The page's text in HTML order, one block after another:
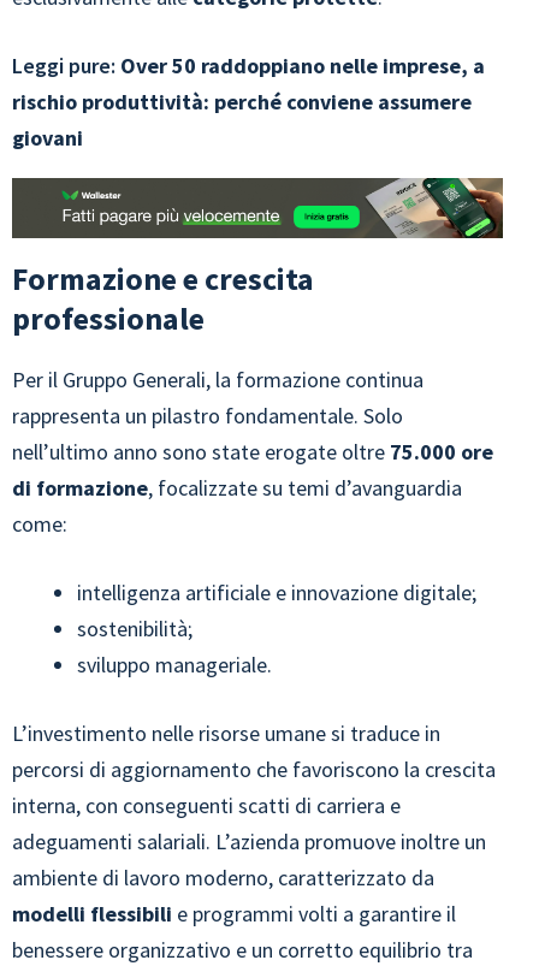
Leggi pure: Over 50 raddoppiano nelle imprese, a
rischio produttività: perché conviene assumere
giovani
Formazione e crescita
professionale
Per il Gruppo Generali, la formazione continua
rappresenta un pilastro fondamentale. Solo
nell’ultimo anno sono state erogate oltre 75.000 ore
di formazione, focalizzate su temi d’avanguardia
come:
intelligenza artificiale e innovazione digitale;
sostenibilità;
sviluppo manageriale.
L’investimento nelle risorse umane si traduce in
percorsi di aggiornamento che favoriscono la crescita
interna, con conseguenti scatti di carriera e
adeguamenti salariali. L’azienda promuove inoltre un
ambiente di lavoro moderno, caratterizzato da
modelli flessibili e programmi volti a garantire il
benessere organizzativo e un corretto equilibrio tra